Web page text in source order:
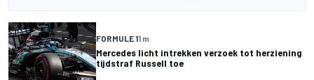
FORMULE 11 m
Mercedes licht intrekken verzoek tot herziening
tijdstraf Russell toe